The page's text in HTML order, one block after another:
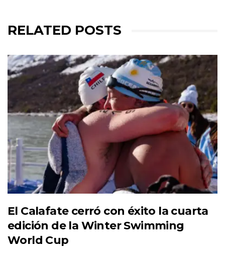
RELATED POSTS
El Calafate cerró con éxito la cuarta
edición de la Winter Swimming
World Cup